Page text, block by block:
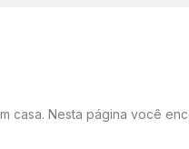
casa. Nesta página você